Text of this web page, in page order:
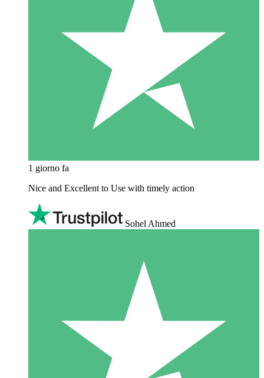
1 giorno fa
Nice and Excellent to Use with timely action
Sohel Ahmed